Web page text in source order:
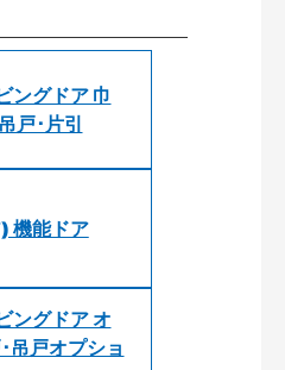
ングドア 巾
戸･片引
機能ドア
ングドア オ
吊戸オプショ